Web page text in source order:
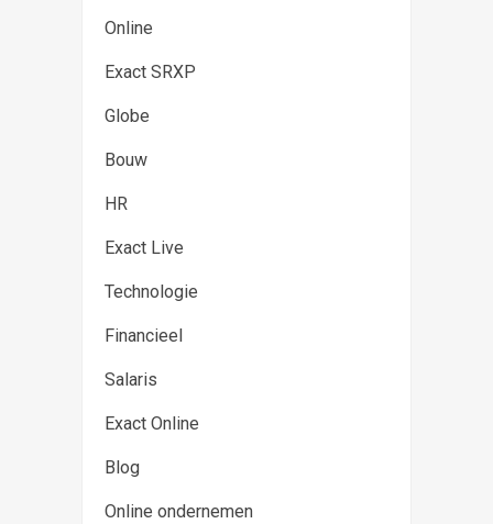
Online
Exact SRXP
Globe
Bouw
HR
Exact Live
Technologie
Financieel
Salaris
Exact Online
Blog
Online ondernemen